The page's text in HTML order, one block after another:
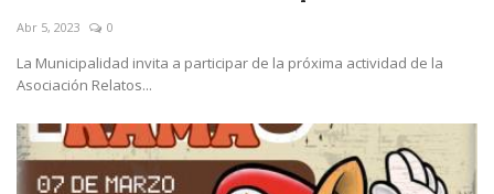
Abr 5, 2023 0
La Municipalidad invita a participar de la próxima actividad de la
Asociación Relatos...